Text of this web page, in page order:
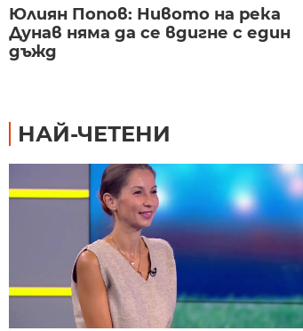
Юлиян Попов: Нивото на река
Дунав няма да се вдигне с един
дъжд
НАЙ-ЧЕТЕНИ